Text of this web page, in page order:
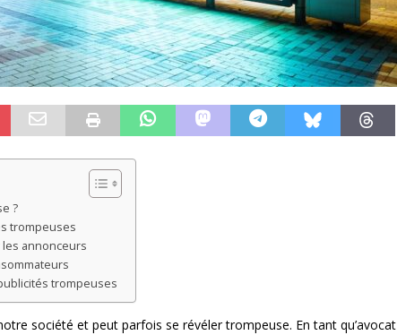
?
trompeuses
annonceurs
trompeuses
société et peut parfois se révéler trompeuse. En tant qu’avocat